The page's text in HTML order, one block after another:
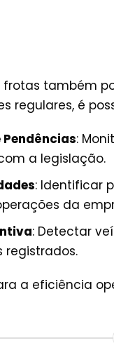
frotas também
regulares, é
:
a legislação.
: Identificar
da
: Detectar
registrados.
a eficiência